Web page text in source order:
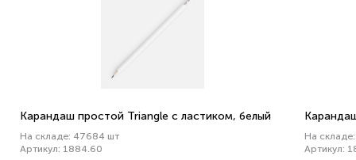
Карандаш простой Triangle с ластиком, белый
На складе: 47684 шт
Артикул: 1884.60
На
Артикул: